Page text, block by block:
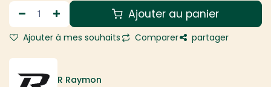
Ajouter au panier
Ajouter à mes souhaits Comparer partager
R Raymon